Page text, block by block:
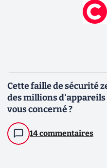
Cette faille de sécurité
des millions
vous concerné ?
14 commentaires